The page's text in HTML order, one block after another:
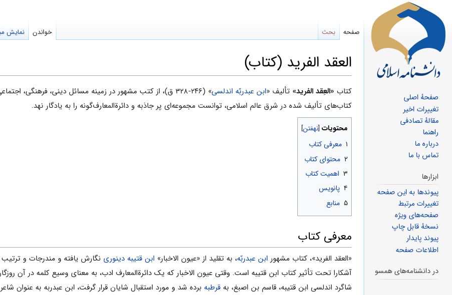
العقد الفرید (کتاب)
پرش
به
ناوبری
پرش
به
جستجو
کتاب «العِقد الفرید» تألیف «ابن عبدربّه اندلسی» (۲۴۶-۳۲۸ ق)، از کتب مشهور در زمینه مسائل دینى، فرهنگی، اجتماعى، سیاسى و تاریخى
کتاب‌های تألیف شده در شرق عالم اسلامی، توانست مجموعه‌ای پر جاذبه و دائرةالمعارف‌گونه را به یادگار نهد.
محتویات
۱ معرفی کتاب
۲ محتوای کتاب
۳ اهمیت کتاب
۴ پانویس
۵ منابع
معرفی کتاب
«العقد الفرید»، کتاب مشهور ابن عبدربّه، به تقلید از «عیون الاخبار» ابن قتیبه دینوری نگارش یافته و مندرجات و
آشکارا تحت تأثیر کتاب ابن قتیبه است. وقتی عیون الاخبار که یک دائرةالمعارف ادب، به معنای وسیع کلمه در آن
شاگرد اندلسی ابن قتیبه، قاسم بن اصبغ، به قرطبه برده شد و مورد استقبال شایان قرار گرفت، ابن عبدربه به عنوان
صفحه بحث خواندن نمایش
صفحهٔ اصلی
تغییرات اخیر
مقالهٔ تصادفی
راهنما
درباره ما
تماس با ما
ابزارها
پیوندها به این صفحه
تغییرات مرتبط
صفحه‌های ویژه
نسخهٔ قابل چاپ
پیوند پایدار
اطلاعات صفحه
در دانشنامه‌های همسو